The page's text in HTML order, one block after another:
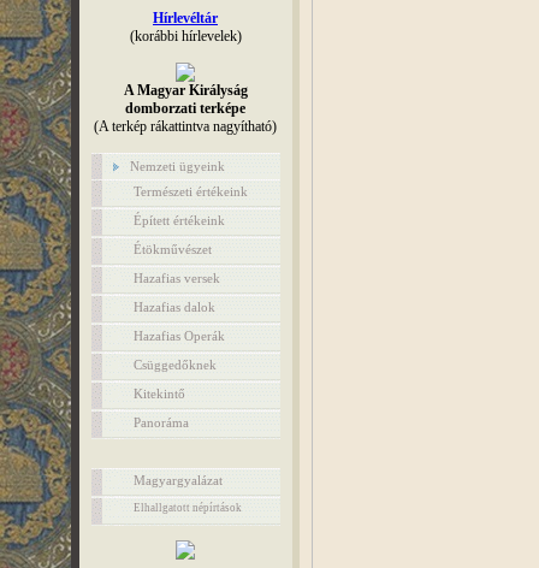
Hírlevéltár
(korábbi hírlevelek)
A Magyar Királyság
domborzati terképe
(A terkép rákattintva nagyítható)
Nemzeti ügyeink
Természeti értékeink
Épített értékeink
Étökművészet
Hazafias versek
Hazafias dalok
Hazafias Operák
Csüggedőknek
Kitekintő
Panoráma
Magyargyalázat
Elhallgatott népírtások